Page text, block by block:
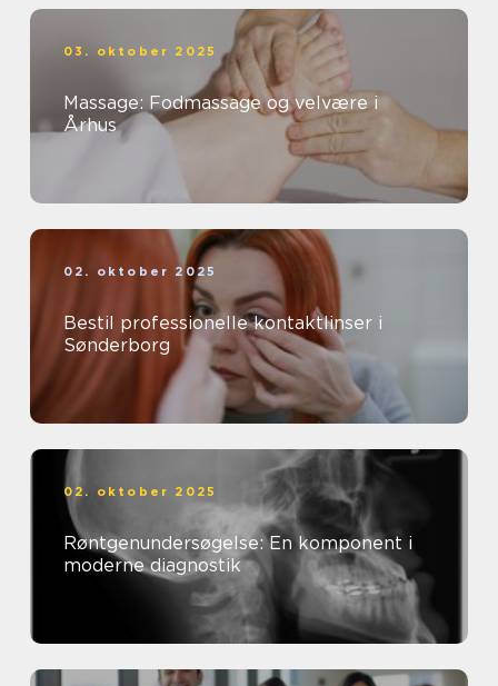
03. oktober 2025
Massage: Fodmassage og velvære i
Århus
02. oktober 2025
Bestil professionelle kontaktlinser i
Sønderborg
02. oktober 2025
Røntgenundersøgelse: En komponent i
moderne diagnostik